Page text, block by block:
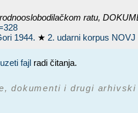
ratu,
1944. ★ 2. udarni korpus NOVJ
fajl radi čitanja.
dokumenti i drugi